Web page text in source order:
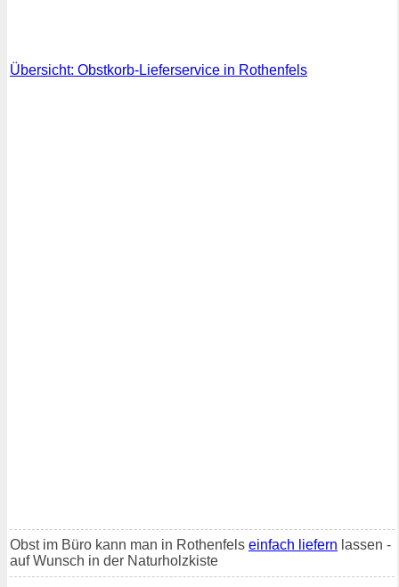
Übersicht: Obstkorb-Lieferservice in Rothenfels
Obst im Büro kann man in Rothenfels einfach liefern lassen -
auf Wunsch in der Naturholzkiste